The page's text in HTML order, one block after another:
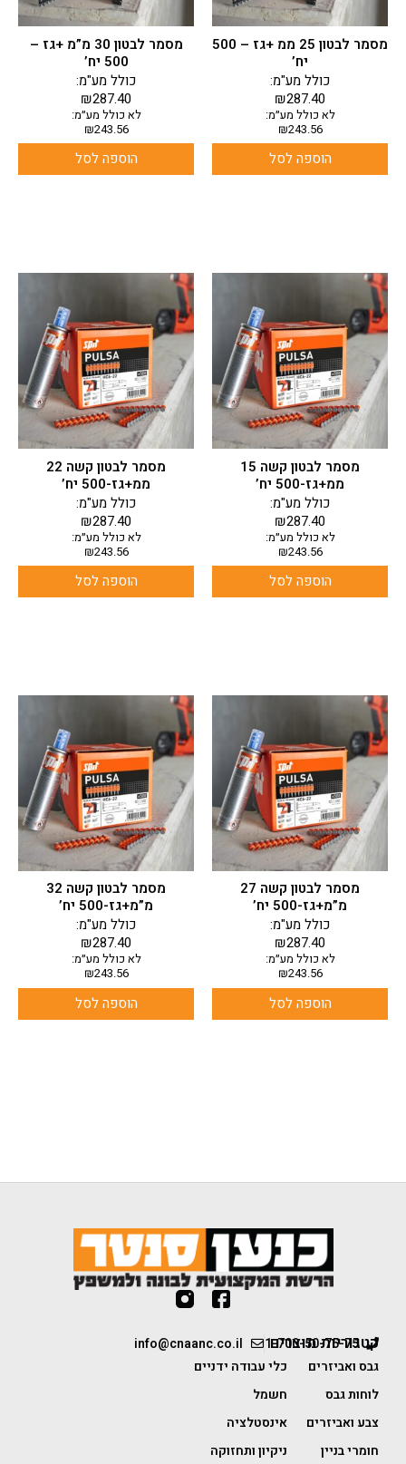
מסמר לבטון 25 ממ +גז – 500
יח’
₪287.40
כולל מע"מ:
לא כולל מע״מ:
₪243.56
הוספה לסל
מסמר לבטון 30 מ”מ +גז –
500 יח’
₪287.40
כולל מע"מ:
לא כולל מע״מ:
₪243.56
הוספה לסל
מסמר לבטון קשה 15
ממ+גז-500 יח’
₪287.40
כולל מע"מ:
לא כולל מע״מ:
₪243.56
הוספה לסל
מסמר לבטון קשה 22
ממ+גז-500 יח’
₪287.40
כולל מע"מ:
לא כולל מע״מ:
₪243.56
הוספה לסל
מסמר לבטון קשה 27
מ”מ+גז-500 יח’
₪287.40
כולל מע"מ:
לא כולל מע״מ:
₪243.56
הוספה לסל
מסמר לבטון קשה 32
מ”מ+גז-500 יח’
₪287.40
כולל מע"מ:
לא כולל מע״מ:
₪243.56
הוספה לסל
1-700-50-75-75
info@cnaanc.co.il קטגוריות מוצרים
גבס ואביזרים
לוחות גבס
צבע ואביזרים
חומרי בניין
כלי עבודה ידניים
חשמל
אינסטלציה
ניקיון ותחזוקה